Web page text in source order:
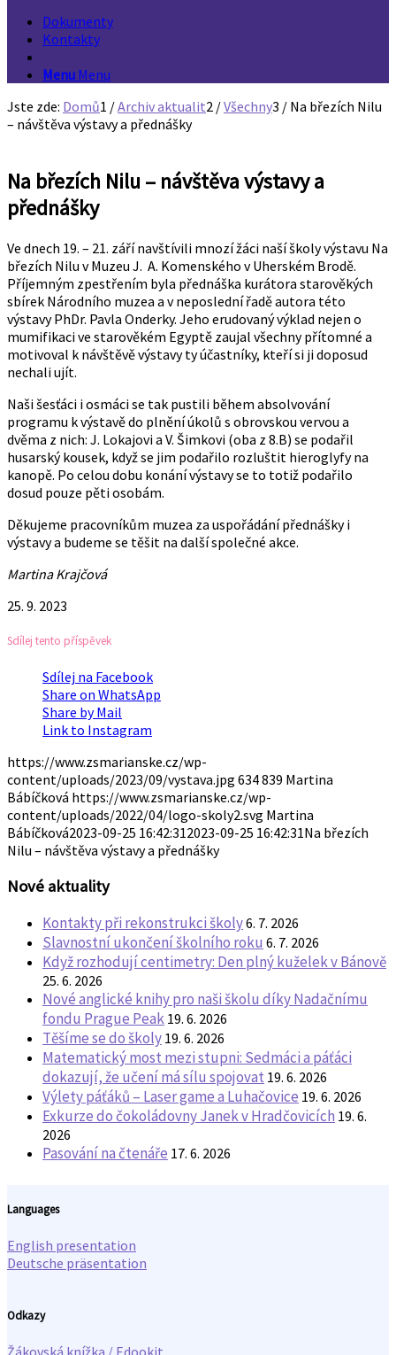
Dokumenty
Kontakty
Menu Menu
Jste zde: Domů1 /Archiv aktualit2 /Všechny3 / Na březích Nilu
– návštěva výstavy a přednášky
Na březích Nilu – návštěva výstavy a
přednášky
Ve dnech 19. – 21. září navštívili mnozí žáci naší školy výstavu Na
březích Nilu v Muzeu J. A. Komenského v Uherském Brodě.
Příjemným zpestřením byla přednáška kurátora starověkých
sbírek Národního muzea a v neposlední řadě autora této
výstavy PhDr. Pavla Onderky. Jeho erudovaný výklad nejen o
mumifikaci ve starověkém Egyptě zaujal všechny přítomné a
motivoval k návštěvě výstavy ty účastníky, kteří si ji doposud
nechali ujít.
Naši šesťáci i osmáci se tak pustili během absolvování
programu k výstavě do plnění úkolů s obrovskou vervou a
dvěma z nich: J. Lokajovi a V. Šimkovi (oba z 8.B) se podařil
husarský kousek, když se jim podařilo rozluštit hieroglyfy na
kanopě. Po celou dobu konání výstavy se to totiž podařilo
dosud pouze pěti osobám.
Děkujeme pracovníkům muzea za uspořádání přednášky i
výstavy a budeme se těšit na další společné akce.
Martina Krajčová
25. 9. 2023
Sdílej tento příspěvek
Sdílej na Facebook
Share on WhatsApp
Share by Mail
Link to Instagram
https://www.zsmarianske.cz/wp-
content/uploads/2023/09/vystava.jpg 634839 Martina
Bábíčková https://www.zsmarianske.cz/wp-
content/uploads/2022/04/logo-skoly2.svg Martina
Bábíčková2023-09-25 16:42:312023-09-25 16:42:31Na březích
Nilu – návštěva výstavy a přednášky
Nové aktuality
Kontakty při rekonstrukci školy6. 7. 2026
Slavnostní ukončení školního roku 6. 7. 2026
Když rozhodují centimetry: Den plný kuželek v Bánově
25. 6. 2026
Nové anglické knihy pro naši školu díky Nadačnímu
fondu Prague Peak 19. 6. 2026
Těšíme se do školy 19. 6. 2026
Matematický most mezi stupni: Sedmáci a páťáci
dokazují, že učení má sílu spojovat 19. 6. 2026
Výlety páťáků – Laser game a Luhačovice 19. 6. 2026
Exkurze do čokoládovny Janek v Hradčovicích 19. 6.
2026
Pasování na čtenáře 17. 6. 2026
Languages
English presentation
Deutsche präsentation
Odkazy